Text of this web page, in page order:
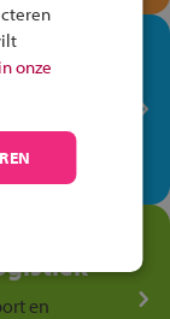
je op je
elke dag
en
onze